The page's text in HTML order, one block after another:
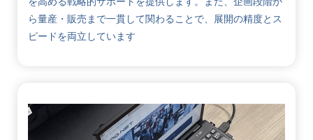
ら量産・販売まで一貫して関わることで、展開の精度とス
ピードを両立しています